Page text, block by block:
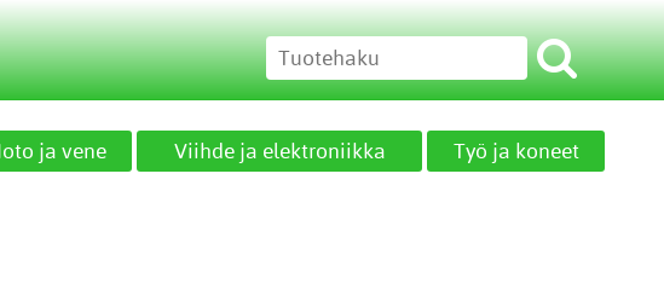
ja vene Viihde ja elektroniikka Työ ja koneet